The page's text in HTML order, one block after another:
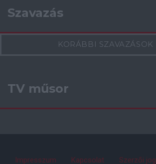
Szavazás
KORÁBBI SZAVAZÁSOK
TV műsor
Impresszum Kapcsolat Szerzői jog